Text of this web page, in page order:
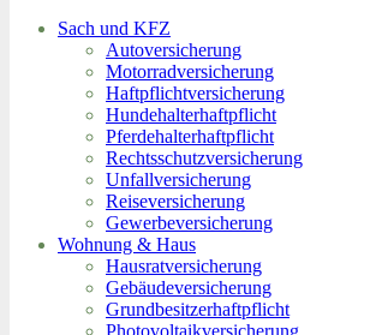
Sach und KFZ
Autoversicherung
Motorradversicherung
Haftpflichtversicherung
Hundehalterhaftpflicht
Pferdehalterhaftpflicht
Rechtsschutzversicherung
Unfallversicherung
Reiseversicherung
Gewerbeversicherung
Wohnung & Haus
Hausratversicherung
Gebäudeversicherung
Grundbesitzerhaftpflicht